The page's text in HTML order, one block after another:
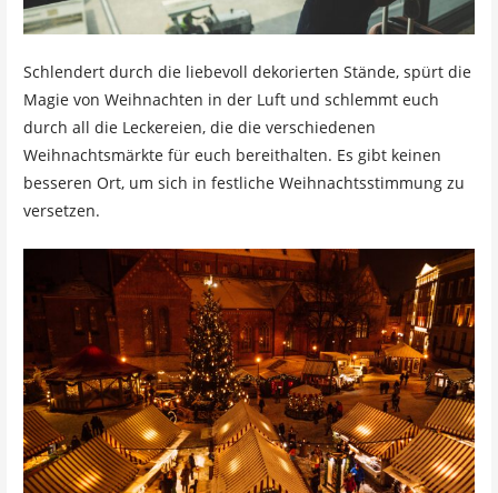
Schlendert durch die liebevoll dekorierten Stände, spürt die
Magie von Weihnachten in der Luft und schlemmt euch
durch all die Leckereien, die die verschiedenen
Weihnachtsmärkte für euch bereithalten. Es gibt keinen
besseren Ort, um sich in festliche Weihnachtsstimmung zu
versetzen.